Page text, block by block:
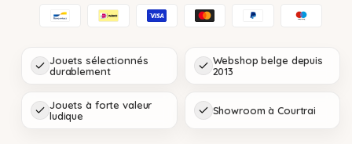
Jouets sélectionnés
durablement
Webshop belge depuis
2013
Jouets à forte valeur
ludique
Showroom à Courtrai